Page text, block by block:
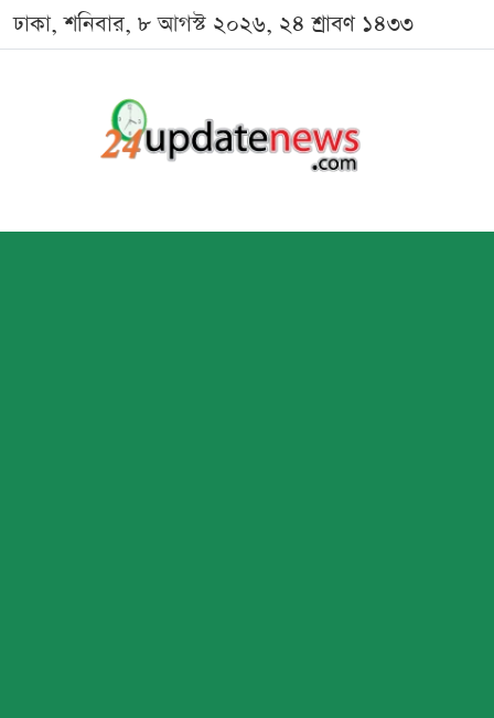
ঢাকা, শনিবার, ৮ আগস্ট ২০২৬, ২৪ শ্রাবণ ১৪৩৩